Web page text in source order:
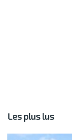
Les plus lus